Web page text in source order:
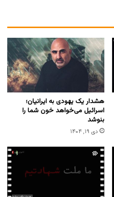
هشدار یک یهودی به ایرانیان؛
اسرائیل می‌خواهد خون شما را
بنوشد
دی ۱۹, ۱۴۰۴